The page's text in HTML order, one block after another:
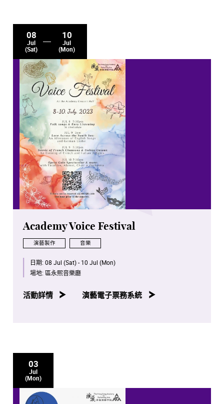
08
Jul
(Sat)
10
Jul
(Mon)
Academy Voice Festival
演藝製作 音樂
日期: 08 Jul (Sat) - 10 Jul (Mon)
場地: 區永熙音樂廳
活動詳情 演藝電子票務系統
03
Jul
(Mon)